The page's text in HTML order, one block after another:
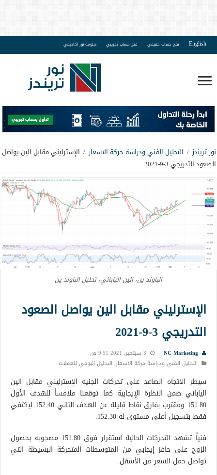
English فتح حساب حقيقي فتح حساب تجريبي دبلومة نور اكاديمي
نور تريندز / التحليل الفني ودراسة حركة الاسعار / الإسترليني مقابل الين يواصل
الصعود التدريجي 3-9-2021
الباوند ين، الين الياباني، تحليل الباوند ين
الإسترليني مقابل الين يواصل الصعود
التدريجي 3-9-2021
NC Marketing
3 سبتمبر, 2021 9:51 ص
التحليل الفني ودراسة حركة الاسعار, التحليل اليومي للعملات
سيطر الاتجاه الصاعد على تحركات الجنيه الإسترليني مقابل الين
الياباني ضمن النظرة الإيجابية كما توقعنا ملامساً للهدف الأول
151.80 ومقترب بفارق نقاط قليلة عن الهدف الثاني 152.40 ليكتفي
فقط بتسجيل أعلى مستوى له 152.30.
فنياً تشهد التحركات الحالية استقرار فوق 151.80 مصحوبه بحصول
الزوج على حافز إيجابي من المتوسطات المتحركة البسيطة التي
تواصل حمل السعر من الأسفل.